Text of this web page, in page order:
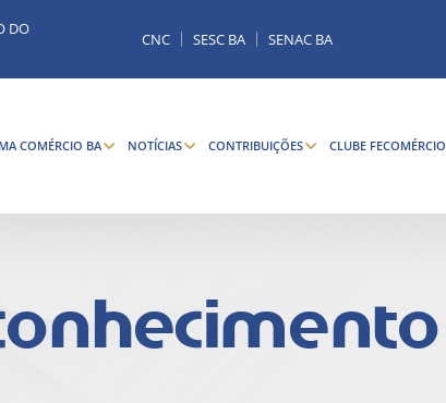
DO
CNC SESC BA SENAC BA
COMÉRCIO BA NOTÍCIAS CONTRIBUIÇÕES CLUBE FECOMÉRCIO